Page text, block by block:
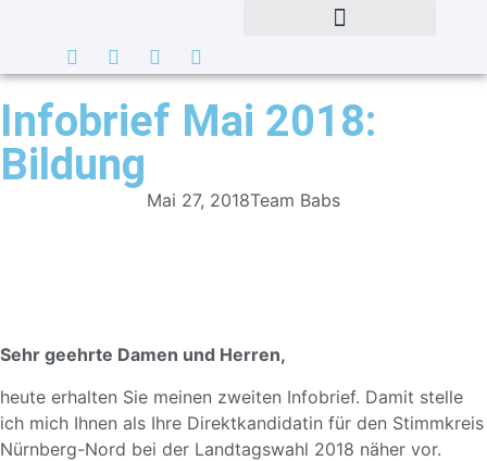
Infobrief Mai 2018:
Bildung
Mai 27, 2018Team Babs
Sehr geehrte Damen und Herren,
heute erhalten Sie meinen zweiten Infobrief. Damit stelle
ich mich Ihnen als Ihre Direktkandidatin für den Stimmkreis
Nürnberg-Nord bei der Landtagswahl 2018 näher vor.